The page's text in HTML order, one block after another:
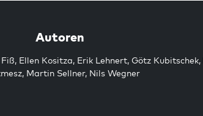
Autoren
, Ellen Kositza, Erik Lehnert, Götz Kubitschek,
, Martin Sellner, Nils Wegner